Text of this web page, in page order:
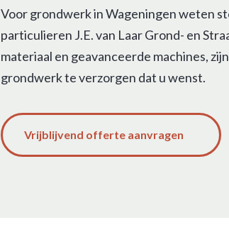
Voor grondwerk in Wageningen weten
particulieren J.E. van Laar Grond- en
materiaal en geavanceerde machines,
grondwerk te verzorgen dat u wenst.
Vrijblijvend offerte aanvragen